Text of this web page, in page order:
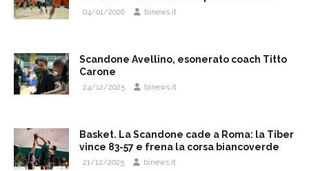
04/01/2026 binews.it
Scandone Avellino, esonerato coach Titto
Carone
24/12/2025 binews.it
Basket. La Scandone cade a Roma: la Tiber
vince 83-57 e frena la corsa biancoverde
21/12/2025 binews.it